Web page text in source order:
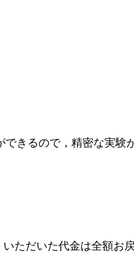
きるので，精密な実験
ただいた代金は全額お戻